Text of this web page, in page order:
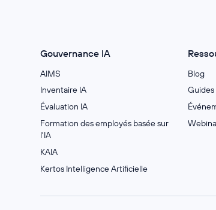
Gouvernance IA
AIMS
Inventaire IA
Évaluation IA
Formation des employés basée sur
l'IA
KAIA
Kertos Intelligence Artificielle
Blog
Guides